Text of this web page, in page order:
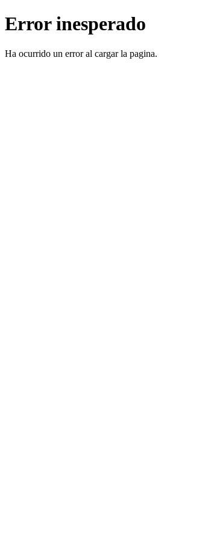
Error inesperado
Ha ocurrido un error al cargar la pagina.